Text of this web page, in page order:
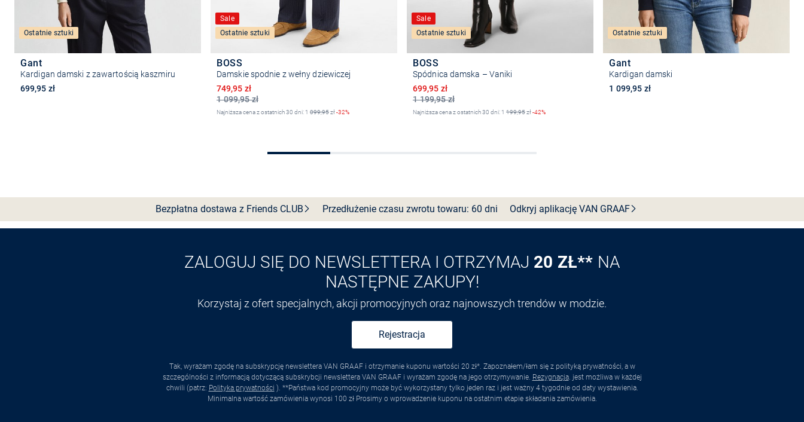
Ostatnie sztuki
Gant
Kardigan damski z zawartością kaszmiru
699,95 zł
Sale
Ostatnie sztuki
BOSS
Damskie spodnie z wełny dziewiczej
1 099,95 zł
Obniżona cena
749,95 zł
Najniższa cena z ostatnich 30 dni: 1 099,95zł-32%
Sale
Ostatnie sztuki
BOSS
Spódnica damska – Vaniki
1 199,95 zł
Obniżona cena
699,95 zł
Najniższa cena z ostatnich 30 dni: 1 199,95zł-42%
Ostatnie sztuki
Gant
Kardigan damski
1 099,95 zł
Bezpłatna dostawa z FriendsCLUB Przedłużenie czasu zwrotu towaru: 60 dni Odkryj aplikację VAN GRAAF
ZALOGUJ SIĘ DO NEWSLETTERA I OTRZYMAJ 20 ZŁ** NA
NASTĘPNE ZAKUPY!
Korzystaj z ofert specjalnych, akcji promocyjnych oraz najnowszych trendów w modzie.
Rejestracja
Tak, wyrażam zgodę na subskrypcję newslettera VAN GRAAF i otrzymanie kuponu wartości 20 zł*. Zapoznałem/łam się z polityką prywatności, a w
szczególności z informacją dotyczącą subskrybcji newslettera VAN GRAAF i wyrażam zgodę na jego otrzymywanie. Rezygnacja. jest możliwa w każdej
chwili (patrz: Polityka prywatności ). **Państwa kod promocyjny może być wykorzystany tylko jeden raz i jest ważny 4 tygodnie od daty wystawienia.
Minimalna wartość zamówienia wynosi 100 zł Prosimy o wprowadzenie kuponu na ostatnim etapie składania zamówienia.